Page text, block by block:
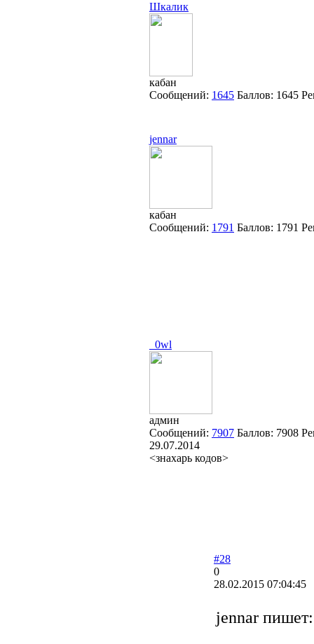
Шкалик
кабан
Сообщений: 1645 Баллов: 1645
jennar
кабан
Сообщений: 1791 Баллов: 1791
_0wl
админ
Сообщений: 7907 Баллов: 7908
29.07.2014
<знахарь кодов>
#28
0
28.02.2015 07:04:45
jennar пишет: